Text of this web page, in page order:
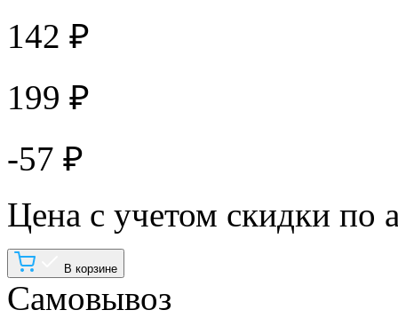
142 ₽
199 ₽
-57 ₽
Цена с учетом скидки по
В корзине
Самовывоз